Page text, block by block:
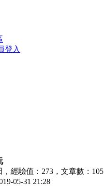
登入
經驗值：273，文章數：105
05-31 21:28